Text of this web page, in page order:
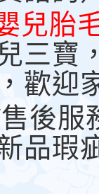
兒胎
三寶
歡迎
後服
品瑕